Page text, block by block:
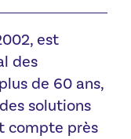
est
des
de 60 ans,
solutions
compte près